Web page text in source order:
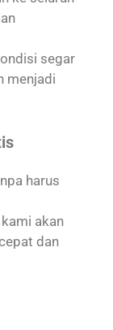
segar
menjadi
harus
akan
dan